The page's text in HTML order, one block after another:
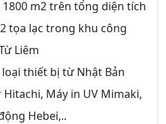
m2 trên tổng diện tích
tọa lạc trong khu công
Liêm
thiết bị từ Nhật Bản
Máy in UV Mimaki,
Hebei,..